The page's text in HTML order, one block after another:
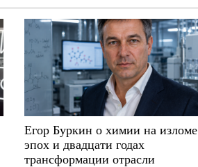
Егор Буркин о химии на изломе
эпох и двадцати годах
трансформации отрасли